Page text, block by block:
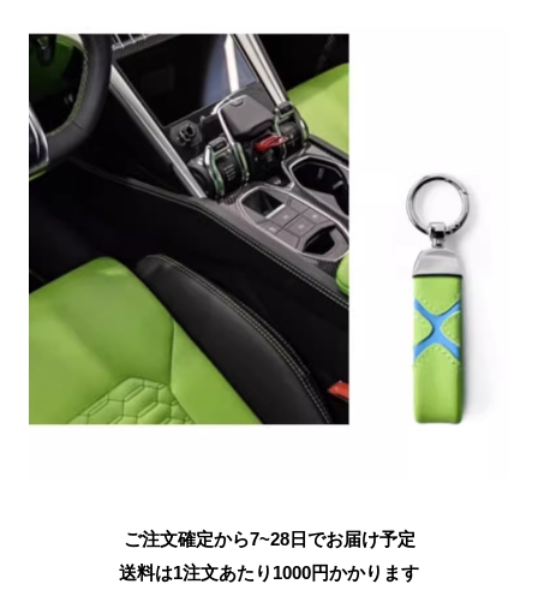
ご注文確定から7~28日でお届け予定
送料は1注文あたり 1000円かかります